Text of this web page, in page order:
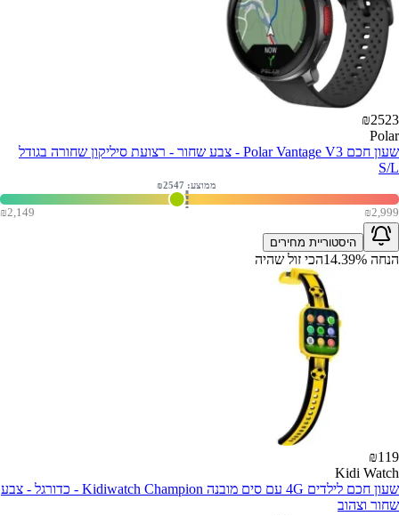
₪2523
Polar
שעון חכם Polar Vantage V3 - צבע שחור - רצועת סיליקון שחורה בגודל
S/L
₪2,149 ₪2,999
ממוצע: ₪ 2547
היסטוריית מחירים
הנחה 14.39% הכי זול שהיה
₪119
Kidi Watch
שעון חכם לילדים 4G עם סים מובנה Kidiwatch Champion - כדורגל - צבע
שחור וצהוב